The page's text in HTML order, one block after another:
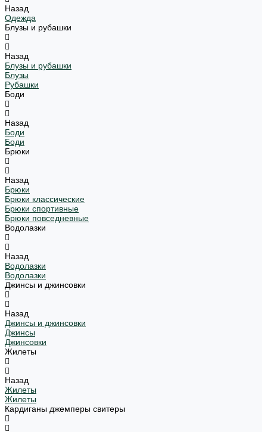
Назад
Одежда
Блузы и рубашки
Назад
Блузы и рубашки
Блузы
Рубашки
Боди
Назад
Боди
Боди
Брюки
Назад
Брюки
Брюки классические
Брюки спортивные
Брюки повседневные
Водолазки
Назад
Водолазки
Водолазки
Джинсы и джинсовки
Назад
Джинсы и джинсовки
Джинсы
Джинсовки
Жилеты
Назад
Жилеты
Жилеты
Кардиганы джемперы свитеры